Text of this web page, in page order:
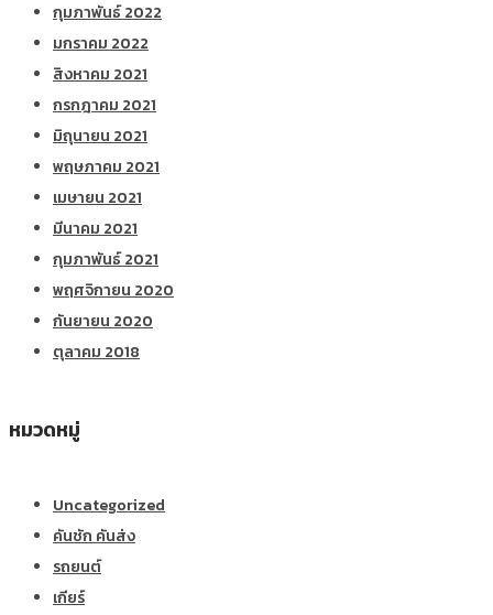
กุมภาพันธ์ 2022
มกราคม 2022
สิงหาคม 2021
กรกฎาคม 2021
มิถุนายน 2021
พฤษภาคม 2021
เมษายน 2021
มีนาคม 2021
กุมภาพันธ์ 2021
พฤศจิกายน 2020
กันยายน 2020
ตุลาคม 2018
หมวดหมู่
Uncategorized
คันชัก คันส่ง
รถยนต์
เกียร์